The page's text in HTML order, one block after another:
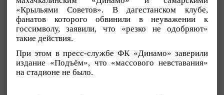
«Крыльями Советов». В дагестанском клубе,
фанатов которого обвинили в неуважении к
госсимволу, заявили, что «резко не одобряют»
такие действия.
При этом в пресс-службе ФК «Динамо» заверили
издание «Подъём», что «массового невставания»
на стадионе не было.